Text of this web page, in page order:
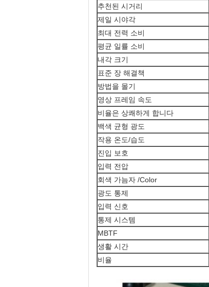
추천된 시거리
제일 시야각
최대 전력 소비
평균 일률 소비
내각 크기
표준 장 해결책
방법을 몰기
영상 프레임 속도
비율은 상쾌하게 합니다
백색 균형 광도
작용 온도/습도
진입 보호
입력 전압
회색 가늠자 /Color
광도 통제
입력 신호
통제 시스템
MBTF
생활 시간
비율